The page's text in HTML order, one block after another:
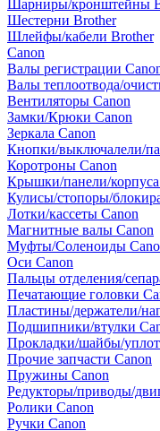
Шарниры/кронштейны
Шестерни Brother
Шлейфы/кабели Brother
Canon
Валы регистрации
Валы теплоотвода/
Вентиляторы Canon
Замки/Крюки Canon
Зеркала Canon
Кнопки/выключалели/
Коротроны Canon
Крышки/панели/корпуса
Кулисы/стопоры/
Лотки/кассеты Canon
Магнитные валы Canon
Муфты/Соленоиды
Оси Canon
Пальцы отделения/
Печатающие головки
Пластины/держатели/
Подшипники/втулки
Прокладки/шайбы/
Прочие запчасти Canon
Пружины Canon
Редукторы/приводы/
Ролики Canon
Ручки Canon